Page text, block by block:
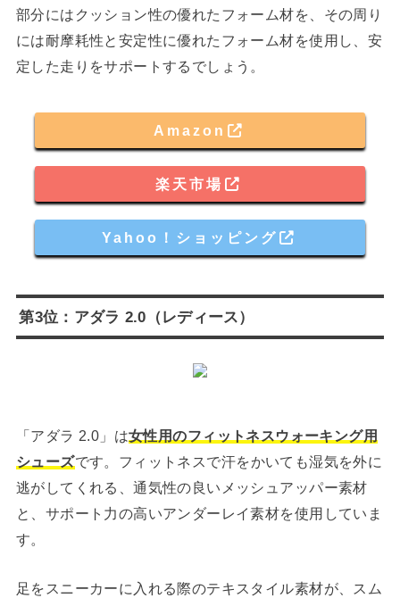
部分にはクッション性の優れたフォーム材を、その周り
には耐摩耗性と安定性に優れたフォーム材を使用し、安
定した走りをサポートするでしょう。
Amazon
楽天市場
Yahoo！ショッピング
第3位：アダラ 2.0（レディース）
「アダラ 2.0」は女性用のフィットネスウォーキング用
シューズです。フィットネスで汗をかいても湿気を外に
逃がしてくれる、通気性の良いメッシュアッパー素材
と、サポート力の高いアンダーレイ素材を使用していま
す。
足をスニーカーに入れる際のテキスタイル素材が、スム